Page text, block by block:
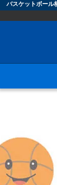
バスケットボー
お